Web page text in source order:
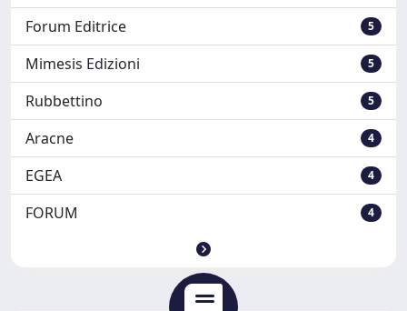
Forum Editrice 5
Mimesis Edizioni 5
Rubbettino 5
Aracne 4
EGEA 4
FORUM 4